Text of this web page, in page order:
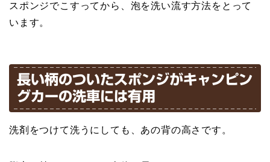
スポンジでこすってから、泡を洗い流す方法をとって
います。
長い柄のついたスポンジがキャンピン
グカーの洗車には有用
洗剤をつけて洗うにしても、あの背の高さです。